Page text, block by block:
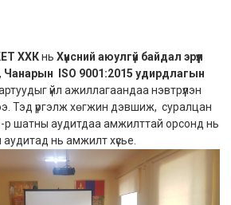
ХХКнь Хүнсний аюулгүй байдал эрүүл
Чанарын
ISO 9001:2015 удирдлагын
үйл ажиллагаандаа нэвтрүүлэн
Тэд үргэлж хөгжин дэвшиж, суралцан
р шатны аудитдаа амжилттай орсонд нь
нь амжилт хүсье.